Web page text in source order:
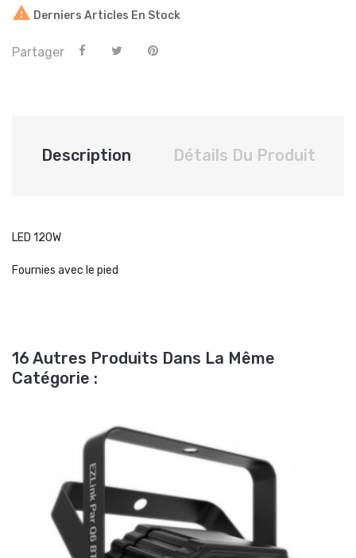
 Derniers Articles En Stock
Partager
Description Détails Du Produit
LED 120W
Fournies avec le pied
16 Autres Produits Dans La Même
Catégorie :